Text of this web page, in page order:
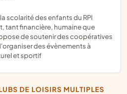
tant financière, humaine que
de soutenir des coopératives
des évènements à
et sportif
DE LOISIRS MULTIPLES